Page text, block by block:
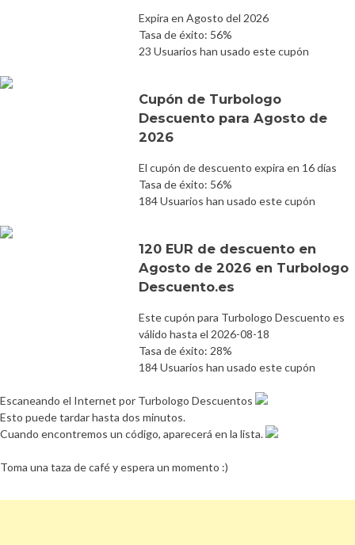
Expira en Agosto del 2026
Tasa de éxito: 56%
23 Usuarios han usado este cupón
Cupón de Turbologo
Descuento para Agosto de
2026
El cupón de descuento expira en 16 días
Tasa de éxito: 56%
184 Usuarios han usado este cupón
120 EUR de descuento en
Agosto de 2026 en Turbologo
Descuento.es
Este cupón para Turbologo Descuento es
válido hasta el 2026-08-18
Tasa de éxito: 28%
184 Usuarios han usado este cupón
Escaneando el Internet por Turbologo Descuentos
Esto puede tardar hasta dos minutos.
Cuando encontremos un código, aparecerá en la lista.
Toma una taza de café y espera un momento :)